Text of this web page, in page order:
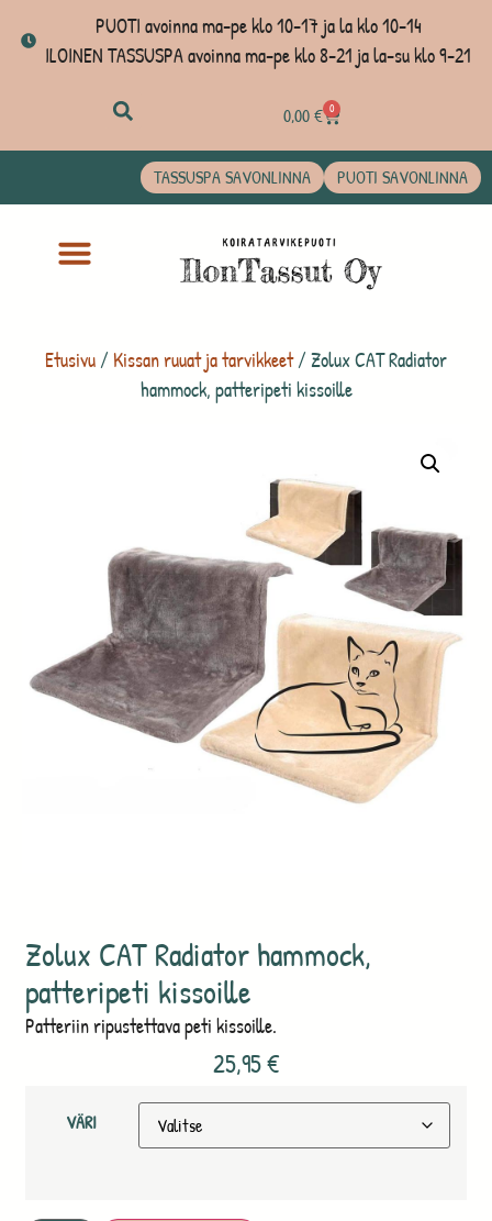
PUOTI avoinna ma-pe klo 10-17 ja la klo 10-14
ILOINEN TASSUSPA avoinna ma-pe klo 8-21 ja la-su klo 9-21
0,00€ 0
TASSUSPA SAVONLINNA PUOTI SAVONLINNA
Etusivu /Kissan ruuat ja tarvikkeet/ Zolux CAT Radiator
hammock, patteripeti kissoille
Zolux CAT Radiator hammock,
patteripeti kissoille
Patteriin ripustettava peti kissoille.
25,95€
VÄRI